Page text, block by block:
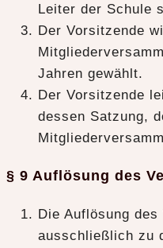
Leiter der Schule
Der Vorsitzende
Jahren gewählt.
Der Vorsitzende
dessen Satzung,
§ 9 Auflösung des
Die Auflösung
ausschließlich zu